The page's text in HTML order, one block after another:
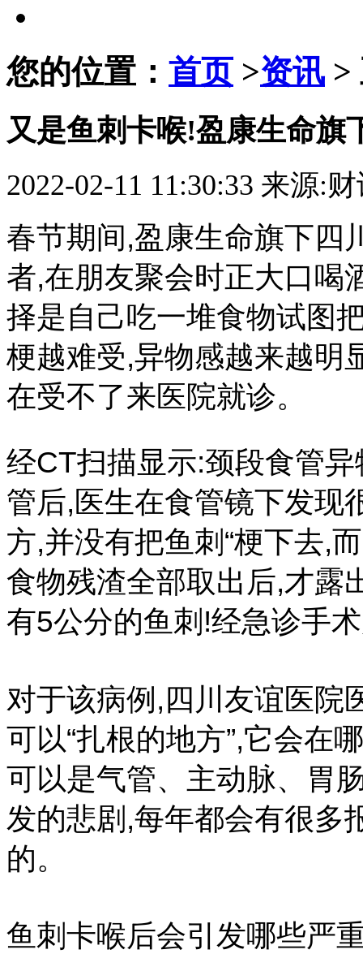
您的位置： 首页 >资讯 >
又是鱼刺卡喉!盈康生命旗
2022-02-11 11:30:33 来源:
春节期间,盈康生命旗下四
者,在朋友聚会时正大口喝
择是自己吃一堆食物试图
梗越难受,异物感越来越明
在受不了来医院就诊。
经CT扫描显示:颈段食管
管后,医生在食管镜下发现
方,并没有把鱼刺“梗下去,
食物残渣全部取出后,才
有5公分的鱼刺!经急诊手
对于该病例,四川友谊医院
可以“扎根的地方”,它会在
可以是气管、主动脉、胃
发的悲剧,每年都会有很多
的。
鱼刺卡喉后会引发哪些严